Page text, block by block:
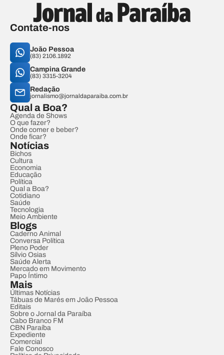
Contate-nos
João Pessoa
(83) 2106.1892
Campina Grande
(83) 3315-3204
Redação
jornalismo@jornaldaparaiba.com.br
Qual a Boa?
Agenda de Shows
O que fazer?
Onde comer e beber?
Onde ficar?
Notícias
Bichos
Cultura
Economia
Educação
Política
Qual a Boa?
Cotidiano
Saúde
Tecnologia
Meio Ambiente
Blogs
Caderno Animal
Conversa Política
Pleno Poder
Sílvio Osias
Saúde Alerta
Mercado em Movimento
Papo Íntimo
Mais
Últimas Notícias
Tábuas de Marés em João Pessoa
Editais
Sobre o Jornal da Paraíba
Cabo Branco FM
CBN Paraíba
Expediente
Comercial
Fale Conosco